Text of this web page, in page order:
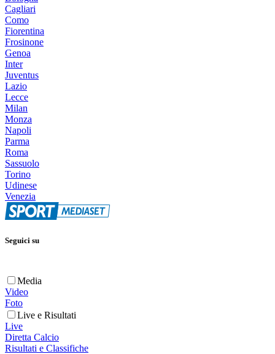
Cagliari
Como
Fiorentina
Frosinone
Genoa
Inter
Juventus
Lazio
Lecce
Milan
Monza
Napoli
Parma
Roma
Sassuolo
Torino
Udinese
Venezia
Seguici su
Media
Video
Foto
Live e Risultati
Live
Diretta Calcio
Risultati e Classifiche